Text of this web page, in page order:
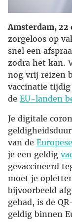
Amsterdam, 22
zorgeloos op
snel een
zodra het kan.
nog vrij reizen
vaccinatie
de EU-landen
Je digitale
van de
je een geldig
gevaccineerd
moet je
bijvoorbeeld
gehad, is de
geldig binnen